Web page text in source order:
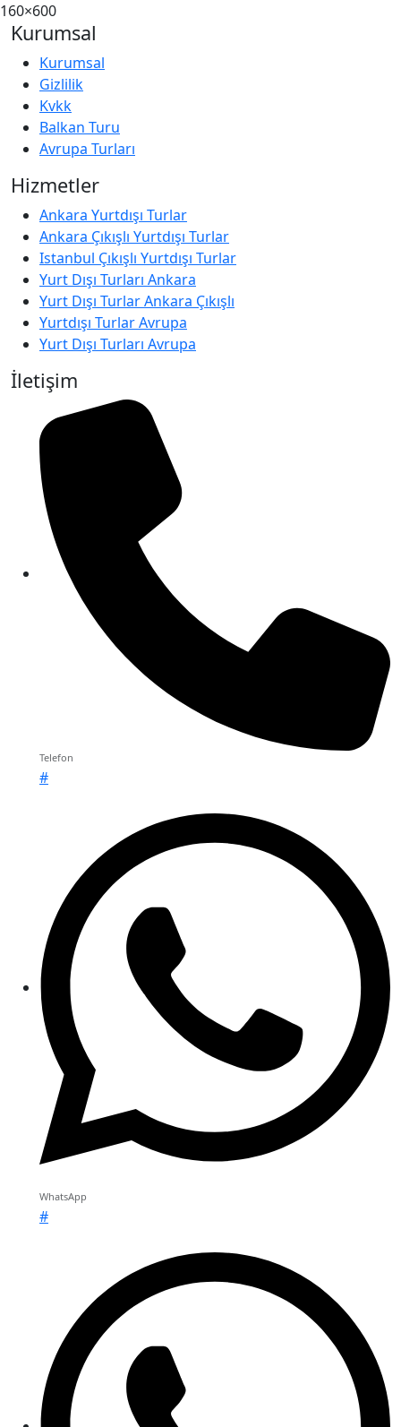
160×600
Kurumsal
Kurumsal
Gizlilik
Kvkk
Balkan Turu
Avrupa Turları
Hizmetler
Ankara Yurtdışı Turlar
Ankara Çıkışlı Yurtdışı Turlar
Istanbul Çıkışlı Yurtdışı Turlar
Yurt Dışı Turları Ankara
Yurt Dışı Turlar Ankara Çıkışlı
Yurtdışı Turlar Avrupa
Yurt Dışı Turları Avrupa
İletişim
Telefon
#
WhatsApp
#